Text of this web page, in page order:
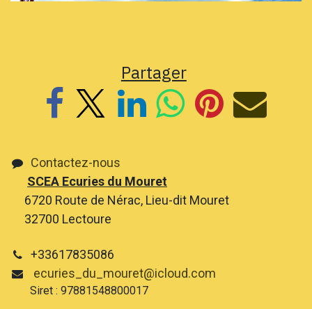
Partager
Contactez-nous
SCEA Ecuries du Mouret
6720 Route de Nérac, Lieu-dit Mouret
32700 Lectoure
+33617835086
ecuries_du_mouret@icloud.com
Siret : 97881548800017